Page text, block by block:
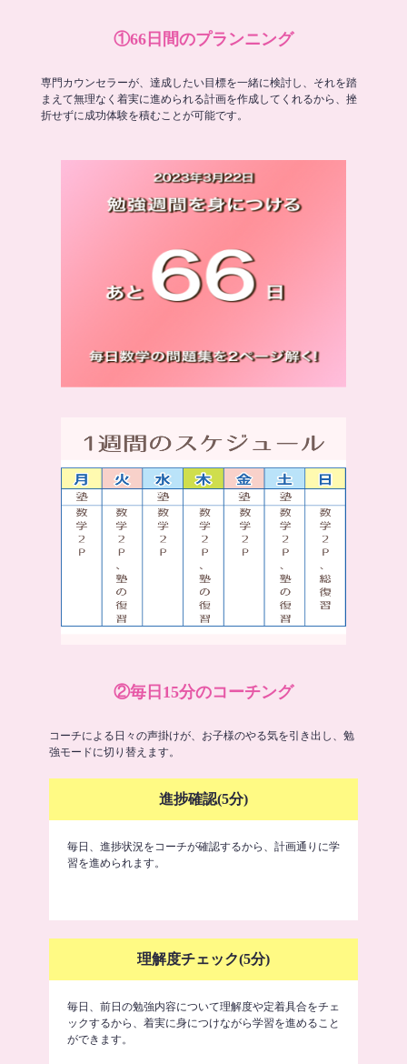
①66日間のプランニング
専門カウンセラーが、達成したい目標を一緒に検討し、それを踏
まえて無理なく着実に進められる計画を作成してくれるから、挫
折せずに成功体験を積むことが可能です。
②毎日15分のコーチング
コーチによる日々の声掛けが、お子様のやる気を引き出し、勉
強モードに切り替えます。
進捗確認(5分)
毎日、進捗状況をコーチが確認するから、計画通りに学
習を進められます。
理解度チェック(5分)
毎日、前日の勉強内容について理解度や定着具合をチェ
ックするから、着実に身につけながら学習を進めること
ができます。